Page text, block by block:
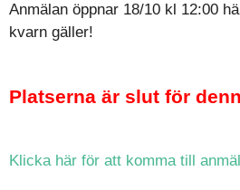
Anmälan öppnar 18/10 kl 12:00
kvarn gäller!
Platserna är slut för
Klicka här för att komma till